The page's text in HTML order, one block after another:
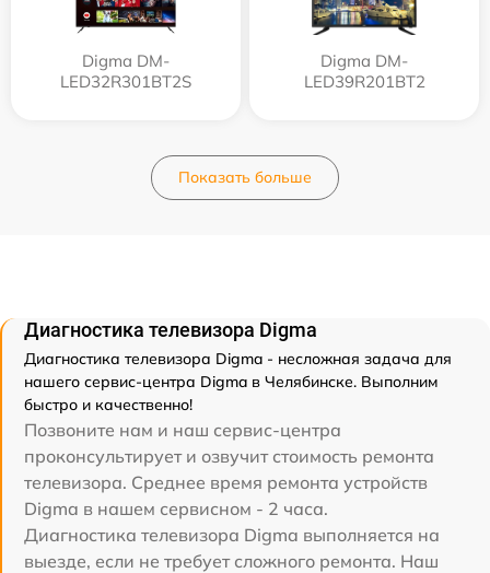
Digma DM-
LED32R301BT2S
Digma DM-
LED39R201BT2
Показать больше
Диагностика телевизора Digma
Диагностика телевизора Digma - несложная задача для
нашего сервис-центра Digma в Челябинске. Выполним
быстро и качественно!
Позвоните нам и наш сервис-центра
проконсультирует и озвучит стоимость ремонта
телевизора. Среднее время ремонта устройств
Digma в нашем сервисном - 2 часа.
Диагностика телевизора Digma выполняется на
выезде, если не требует сложного ремонта. Наш